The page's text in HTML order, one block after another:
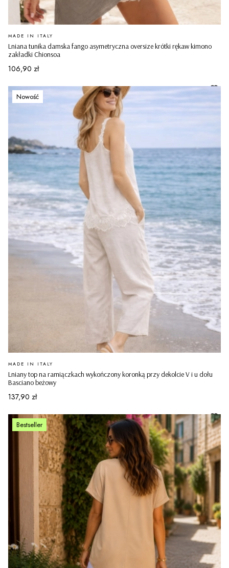
Lniana tunika damska fango asymetryczna oversize krótki rękaw kimono
zakładki Chionsoa
PRODUCENT
MADE IN ITALY
Cena
106,90 zł
Nowość
Lniany top na ramiączkach wykończony koronką przy dekolcie V i u dołu
Basciano beżowy
PRODUCENT
MADE IN ITALY
Cena
137,90 zł
Bestseller